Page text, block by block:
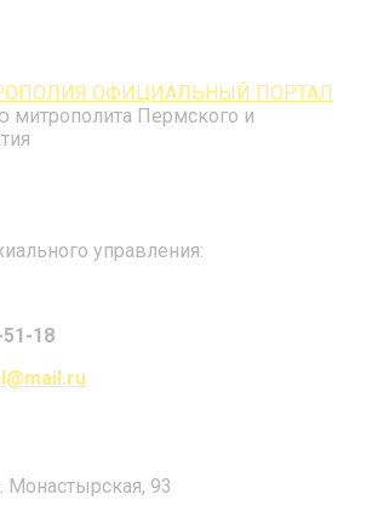
ОФИЦИАЛЬНЫЙ ПОРТАЛ
митрополита Пермского и
управления:
18
Монастырская, 93